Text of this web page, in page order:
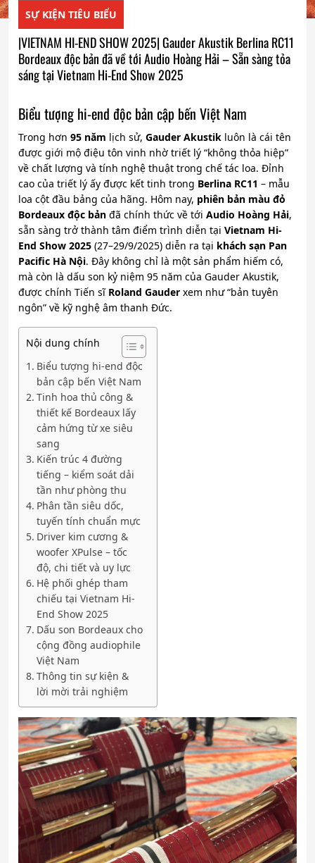
SỰ KIỆN TIÊU BIỂU
|VIETNAM HI-END SHOW 2025| Gauder Akustik Berlina RC11
Bordeaux độc bản đã về tới Audio Hoàng Hải – Sẵn sàng tỏa
sáng tại Vietnam Hi-End Show 2025
Biểu tượng hi-end độc bản cập bến Việt Nam
Trong hơn 95 năm lịch sử, Gauder Akustik luôn là cái tên
được giới mộ điệu tôn vinh nhờ triết lý “không thỏa hiệp”
về chất lượng và tính nghệ thuật trong chế tác loa. Đỉnh
cao của triết lý ấy được kết tinh trong Berlina RC11 – mẫu
loa cột đầu bảng của hãng. Hôm nay, phiên bản màu đỏ
Bordeaux độc bản đã chính thức về tới Audio Hoàng Hải,
sẵn sàng trở thành tâm điểm trình diễn tại Vietnam Hi-
End Show 2025 (27–29/9/2025) diễn ra tại khách sạn Pan
Pacific Hà Nội. Đây không chỉ là một sản phẩm hiếm có,
mà còn là dấu son kỷ niệm 95 năm của Gauder Akustik,
được chính Tiến sĩ Roland Gauder xem như “bản tuyên
ngôn” về kỹ nghệ âm thanh Đức.
Nội dung chính
Biểu tượng hi-end độc
bản cập bến Việt Nam
Tinh hoa thủ công &
thiết kế Bordeaux lấy
cảm hứng từ xe siêu
sang
Kiến trúc 4 đường
tiếng – kiểm soát dải
tần như phòng thu
Phân tần siêu dốc,
tuyến tính chuẩn mực
Driver kim cương &
woofer XPulse – tốc
độ, chi tiết và uy lực
Hệ phối ghép tham
chiếu tại Vietnam Hi-
End Show 2025
Dấu son Bordeaux cho
cộng đồng audiophile
Việt Nam
Thông tin sự kiện &
lời mời trải nghiệm